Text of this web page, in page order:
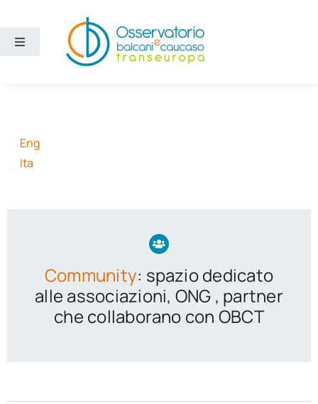
contenuto
Toggle
Ricerca e divulgazione
Chi siamo
Cerca
Eng
Ita
Community: spazio dedicato
alle associazioni, ONG , partner
che collaborano con OBCT